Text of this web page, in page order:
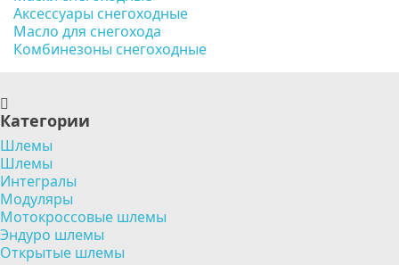
Аксессуары снегоходные
Масло для снегохода
Комбинезоны снегоходные
Категории
Шлемы
Шлемы
Интегралы
Модуляры
Мотокроссовые шлемы
Эндуро шлемы
Открытые шлемы